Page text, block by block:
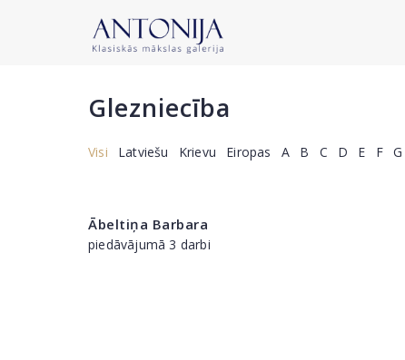
Glezniecība
Visi Latviešu Krievu Eiropas A B C D E F G
Ābeltiņa Barbara
piedāvājumā 3 darbi